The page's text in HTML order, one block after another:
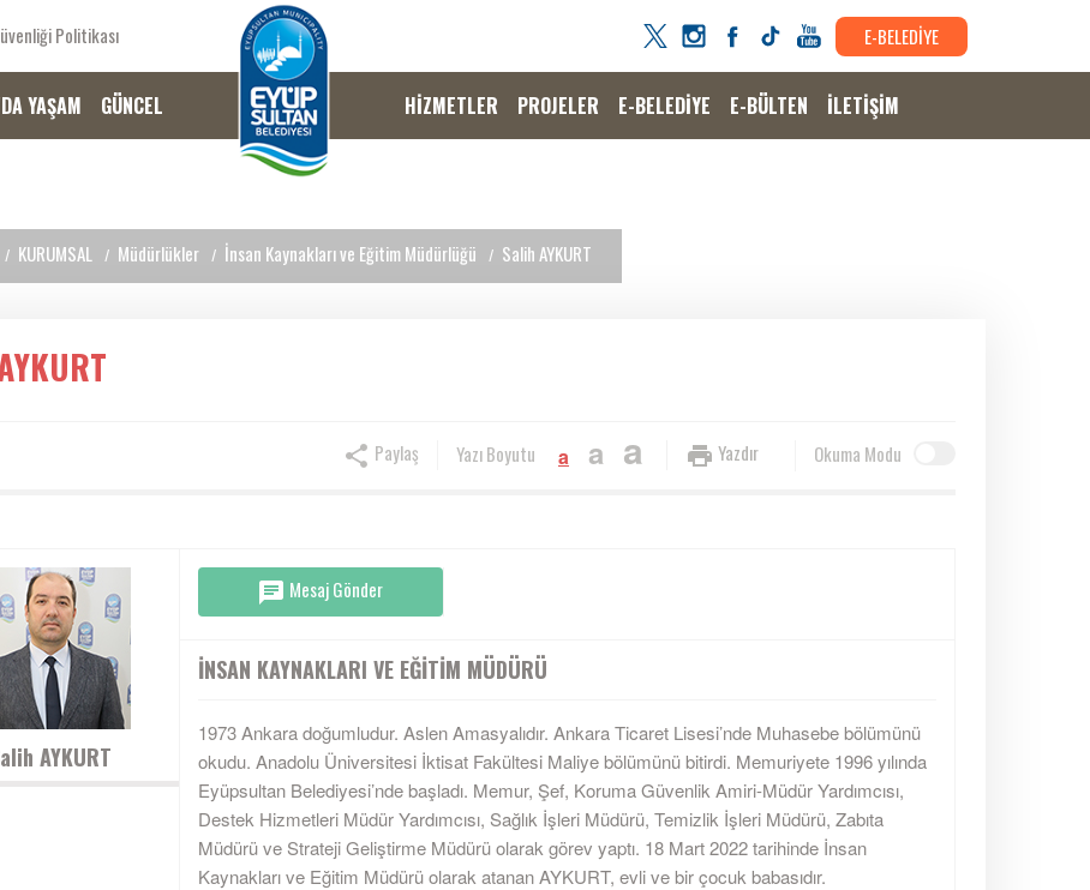
Politikası E-BELEDİYE
YAŞAM GÜNCEL HİZMETLER PROJELER E-BELEDİYE E-BÜLTEN İLETİŞİM
KURUMSAL Müdürlükler İnsan Kaynakları ve Eğitim Müdürlüğü Salih AYKURT
Okuma Modu
Yazdır
Yazı Boyutu a a a
Paylaş
Mesaj Gönder
İNSAN KAYNAKLARI VE EĞITIM MÜDÜRÜ
1973 Ankara doğumludur. Aslen Amasyalıdır. Ankara Ticaret Lisesi’nde Muhasebe bölümünü
okudu. Anadolu Üniversitesi İktisat Fakültesi Maliye bölümünü bitirdi. Memuriyete 1996 yılında
Eyüpsultan Belediyesi’nde başladı. Memur, Şef, Koruma Güvenlik Amiri-Müdür Yardımcısı,
Destek Hizmetleri Müdür Yardımcısı, Sağlık İşleri Müdürü, Temizlik İşleri Müdürü, Zabıta
Müdürü ve Strateji Geliştirme Müdürü olarak görev yaptı. 18 Mart 2022 tarihinde İnsan
Kaynakları ve Eğitim Müdürü olarak atanan AYKURT, evli ve bir çocuk babasıdır.
AYKURT